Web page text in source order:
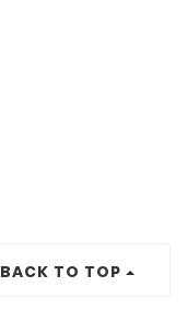
BACK TO TOP